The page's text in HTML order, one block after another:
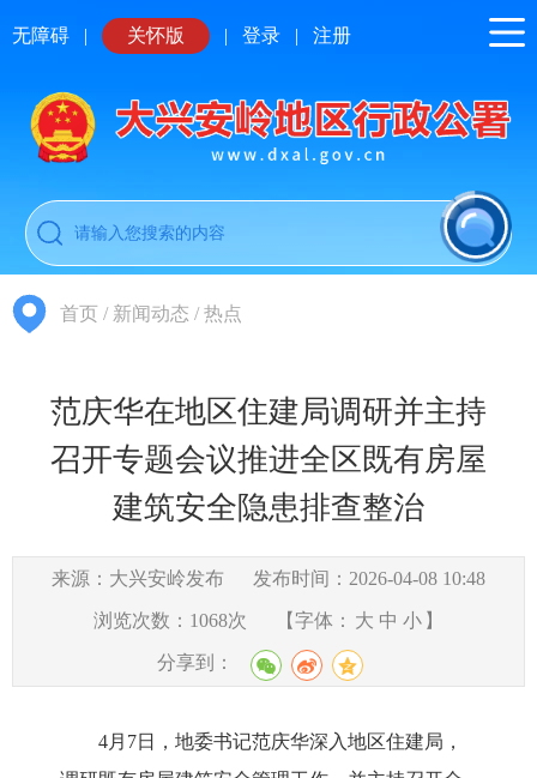
无障碍 | 关怀版 | 登录 | 注册
首页 / 新闻动态 /热点
范庆华在地区住建局调研并主持
召开专题会议推进全区既有房屋
建筑安全隐患排查整治
来源：大兴安岭发布 发布时间：2026-04-08 10:48
浏览次数： 1068次 【字体： 大 中 小 】
分享到：
4月7日，地委书记范庆华深入地区住建局，